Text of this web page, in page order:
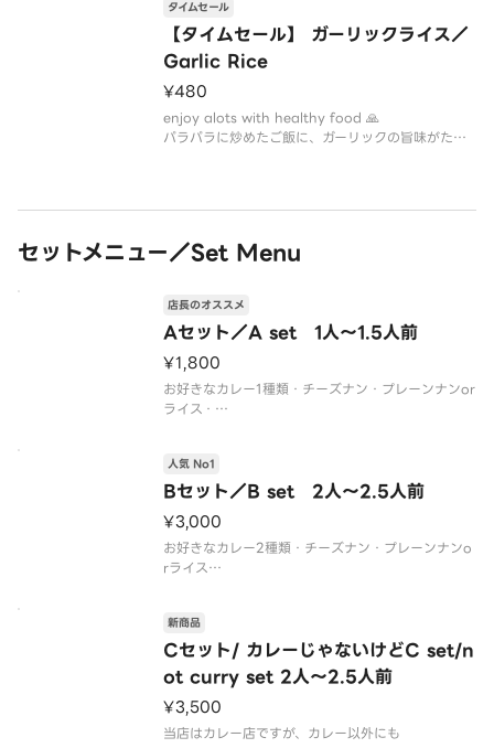
人気の柔らかい鶏肉に
ニンニクを加えてより香ばしくスパイシーにしまし
た。
【タイムセール】 ガーリックライス／
Garlic Rice
タイムセール
¥480
enjoy alots with healthy food 🙏
パラパラに炒めたご飯に、ガーリックの旨味がたっ
セットメニュー／Set Menu
Aセット／A set 1人～1.5人前
店長のオススメ
¥1,800
お好きなカレー1種類・チーズナン・プレーンナンor
ライス・
ラッシー等は特別価格で提供させていただきます
Bセット／B set 2人～2.5人前
人気 No1
¥3,000
お好きなカレー2種類・チーズナン・プレーンナンo
rライス
ダ・
ドリンク2本プレゼント
Cセット/ カレーじゃないけどC set/n
ot curry set 2人～2.5人前
新商品
¥3,500
当店はカレー店ですが、カレー以外にも